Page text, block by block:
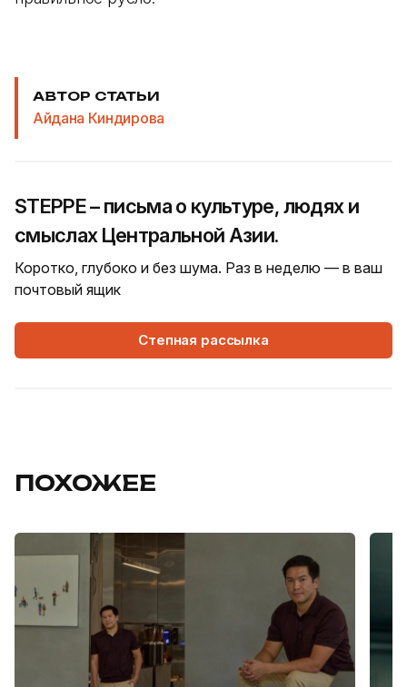
АВТОР СТАТЬИ
Айдана Киндирова
STEPPE – письма о культуре, людях и
смыслах Центральной Азии.
Коротко, глубоко и без шума. Раз в неделю — в ваш
почтовый ящик
Степная рассылка
ПОХОЖЕЕ